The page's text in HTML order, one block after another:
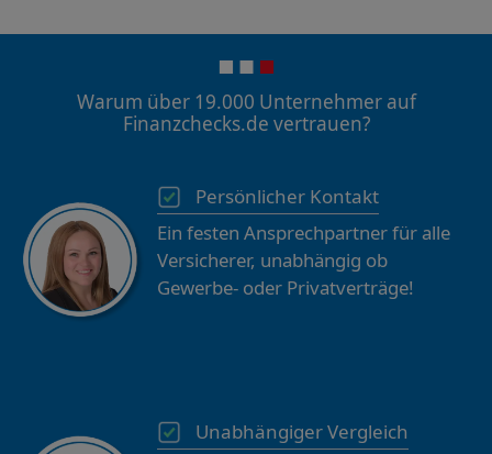
Warum über 19.000 Unternehmer auf
Finanzchecks.de vertrauen?
Persönlicher Kontakt
Ein festen Ansprechpartner für alle
Versicherer, unabhängig ob
Gewerbe- oder Privatverträge!
Unabhängiger Vergleich